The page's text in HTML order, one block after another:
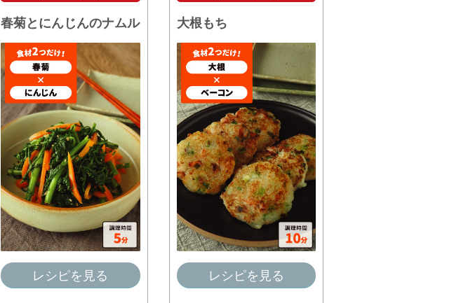
春菊とにんじんのナムル
レシピを見る
大根もち
レシピを見る